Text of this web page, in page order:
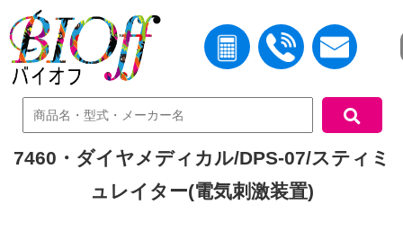
中古機器検索
7460・ダイヤメディカル/DPS-07/スティミ
ュレイター(電気刺激装置)